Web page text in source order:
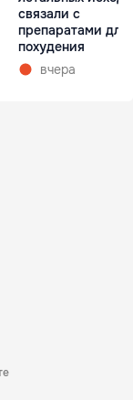
связали с
препаратами для
похудения
вчера